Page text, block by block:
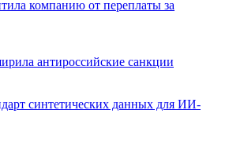
компанию от переплаты за
антироссийские санкции
синтетических данных для ИИ-